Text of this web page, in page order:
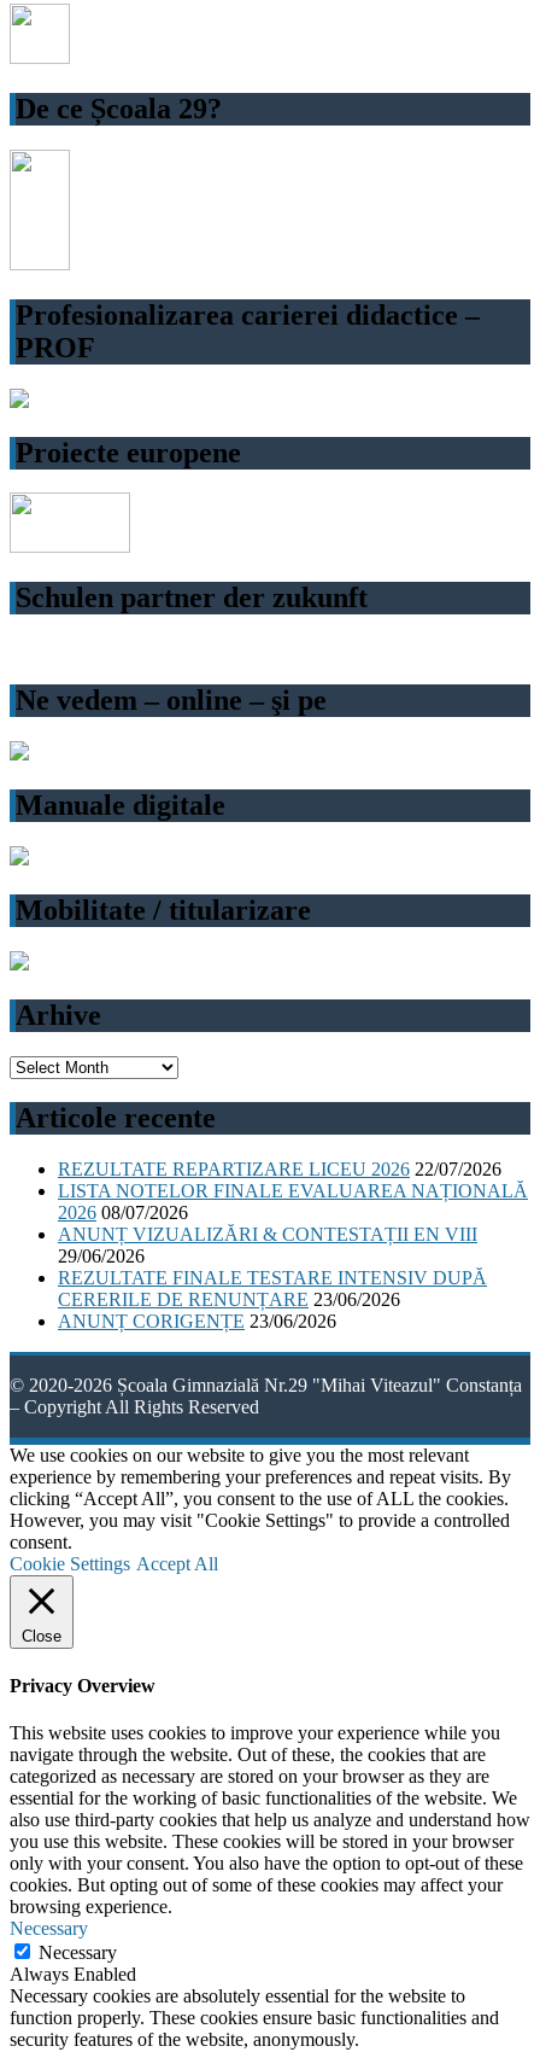
De ce Școala 29?
Profesionalizarea carierei didactice –
PROF
Proiecte europene
Schulen partner der zukunft
Ne vedem – online – şi pe
Manuale digitale
Mobilitate / titularizare
Arhive
Arhive
Articole recente
REZULTATE REPARTIZARE LICEU 2026 22/07/2026
LISTA NOTELOR FINALE EVALUAREA NAȚIONALĂ
2026 08/07/2026
ANUNȚ VIZUALIZĂRI & CONTESTAȚII EN VIII
29/06/2026
REZULTATE FINALE TESTARE INTENSIV DUPĂ
CERERILE DE RENUNȚARE 23/06/2026
ANUNȚ CORIGENȚE 23/06/2026
© 2020-2026 Școala Gimnazială Nr.29 "Mihai Viteazul" Constanța
– Copyright All Rights Reserved
We use cookies on our website to give you the most relevant
experience by remembering your preferences and repeat visits. By
clicking “Accept All”, you consent to the use of ALL the cookies.
However, you may visit "Cookie Settings" to provide a controlled
consent.
Cookie Settings Accept All
Close
Privacy Overview
This website uses cookies to improve your experience while you
navigate through the website. Out of these, the cookies that are
categorized as necessary are stored on your browser as they are
essential for the working of basic functionalities of the website. We
also use third-party cookies that help us analyze and understand how
you use this website. These cookies will be stored in your browser
only with your consent. You also have the option to opt-out of these
cookies. But opting out of some of these cookies may affect your
browsing experience.
Necessary
Necessary
Always Enabled
Necessary cookies are absolutely essential for the website to
function properly. These cookies ensure basic functionalities and
security features of the website, anonymously.